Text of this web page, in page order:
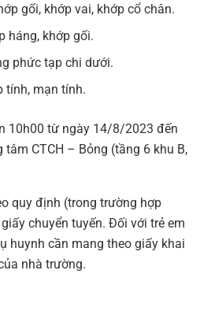
gối, khớp vai, khớp cổ chân.
háng, khớp gối.
phức tạp chi dưới.
tính, mạn tính.
10h00 từ ngày 14/8/2023 đến
CTCH – Bỏng (tầng 6 khu B,
quy định (trong trường hợp
chuyển tuyến. Đối với trẻ em
huynh cần mang theo giấy khai
nhà trường.